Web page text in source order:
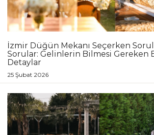
İzmir Düğün Mekanı Seçerken
Sorular: Gelinlerin Bilmesi Gereken
Detaylar
25 Şubat 2026